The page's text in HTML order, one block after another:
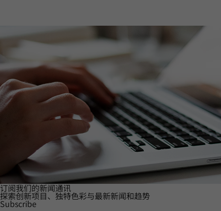
订阅我们的新闻通讯
探索创新项目、独特色彩与最新新闻和趋势
Subscribe